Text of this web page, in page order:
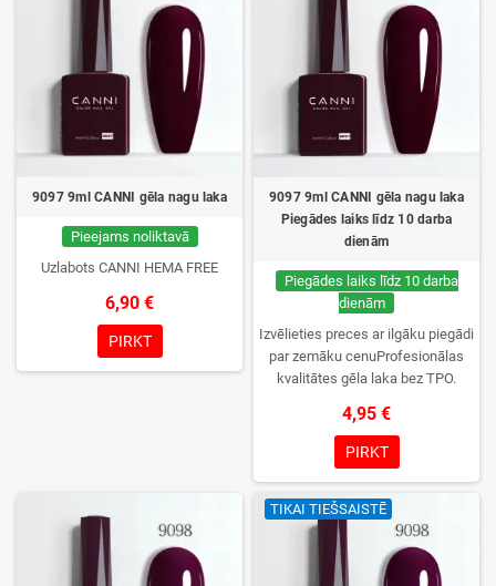
CAS numurs: 75980-60-8
Izmantošana kosmētikā, tostarp nagu izstrādājumos – aizliegta.
Ko izmantojam mēs?
TPO-L (Ethyl Trimethylbenzoyl Phenylphosphinate)
CAS numurs: 84434-11-7
Atļauts, drošs un plaši izmantots ingredients.
Gel nail polish / Gelinis nagų lakas CANNI COLOR NAIL GEL
Ingredients/Ingredientai: Acrylated Aliphatic Urethane, Hydroxypropyl
Methacrylate, Mica, Ethyl Trimethylbenzoyl Phenylphosphinate,
Hydroxycyclohexyl Phenyl Ketone, p-Hydroxyanisole, +/- CI 77266, CI
77891, CI 15880, CI 74160, CI 74260, CI 19140, CI 60725. Naudojimo
instrukcija:Dehydrator → Primer → Base coat (60 LED / 120 UV) → Color
nail gel (60 LED / 120 UV) → Pasirinktinai: Reinforce gel (60 LED / 120 UV)
→ Top coat (60 LED / 120 UV) Įspėjimai: Tik profesionaliam naudojimui.
patalpose. Vengti kontakto su oda, akimis ir pažeistais nagais. Laikyti
tamsioje viesioje vaikams nepasiekiamoje vietoje. Gali sukelti alergijos
9097 9ml CANNI gēla nagu laka
Pieejams noliktavā
Uzlabots CANNI HEMA FREE
6,90 €
PIRKT
9097 9ml CANNI gēla nagu laka
Piegādes laiks līdz 10 darba
dienām
Piegādes laiks līdz 10 darba
dienām
Izvēlieties preces ar ilgāku piegādi
par zemāku cenuProfesionālas
kvalitātes gēla laka bez TPO.
izvēle, lieliska sacietēšana
UV/LED lampās un ilgstoša
noturība. Katrs flakons iepakots
kastītē – pirmo reizi to atvērsiet
tikai jūs.
4,95 €
PIRKT
TIKAI TIEŠSAISTĒ